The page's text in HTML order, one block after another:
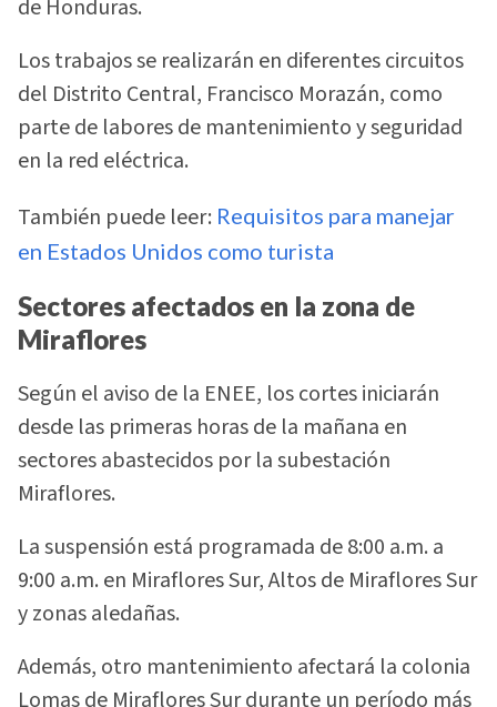
de Honduras.
Los trabajos se realizarán en diferentes circuitos
del Distrito Central, Francisco Morazán, como
parte de labores de mantenimiento y seguridad
en la red eléctrica.
También puede leer: Requisitos para manejar
en Estados Unidos como turista
Sectores afectados en la zona de
Miraflores
Según el aviso de la ENEE, los cortes iniciarán
desde las primeras horas de la mañana en
sectores abastecidos por la subestación
Miraflores.
La suspensión está programada de 8:00 a.m. a
9:00 a.m. en Miraflores Sur, Altos de Miraflores Sur
y zonas aledañas.
Además, otro mantenimiento afectará la colonia
Lomas de Miraflores Sur durante un período más